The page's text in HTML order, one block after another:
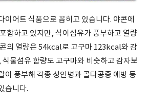
이어트 식품으로 꼽히고 있습니다. 야콘에
함하고 있지만, 식이섬유가 풍부하고 열량
의 열량은 54kcal로 고구마 123kcal와 감
물섬유 함량도 고구마와 비슷하고 감자보
이 풍부해 각종 성인병과 골다공증 예방 등
습니다.